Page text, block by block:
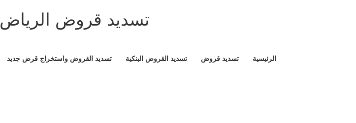
تسديد قروض الرياض 0500600571
الرئيسية تسديد قروض تسديد القروض البنكية تسديد القروض واستخراج قرض جديد